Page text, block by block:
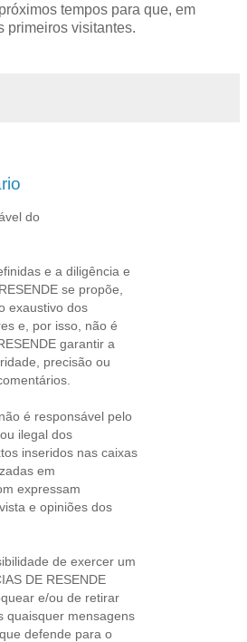
tempos para que, em
primeiros visitantes.
do
e a diligência e
se propõe,
exaustivo dos
e, por isso, não é
garantir a
precisão ou
é responsável pelo
ilegal dos
inseridos nas caixas
em
expressam
e opiniões dos
de exercer um
DE RESENDE
e/ou de retirar
quaisquer mensagens
defende para o